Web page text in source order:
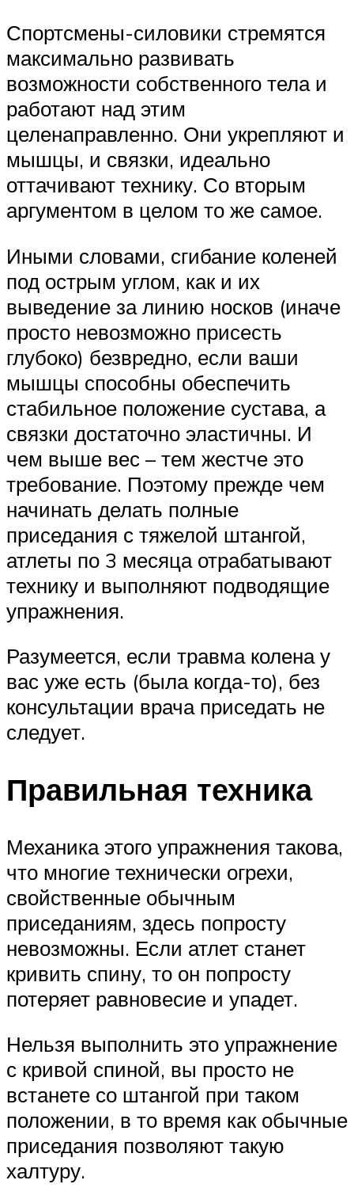
Спортсмены-силовики стремятся
максимально развивать
возможности собственного тела и
работают над этим
целенаправленно. Они укрепляют и
мышцы, и связки, идеально
оттачивают технику. Со вторым
аргументом в целом то же самое.
Иными словами, сгибание коленей
под острым углом, как и их
выведение за линию носков (иначе
просто невозможно присесть
глубоко) безвредно, если ваши
мышцы способны обеспечить
стабильное положение сустава, а
связки достаточно эластичны. И
чем выше вес – тем жестче это
требование. Поэтому прежде чем
начинать делать полные
приседания с тяжелой штангой,
атлеты по 3 месяца отрабатывают
технику и выполняют подводящие
упражнения.
Разумеется, если травма колена у
вас уже есть (была когда-то), без
консультации врача приседать не
следует.
Правильная техника
Механика этого упражнения такова,
что многие технически огрехи,
свойственные обычным
приседаниям, здесь попросту
невозможны. Если атлет станет
кривить спину, то он попросту
потеряет равновесие и упадет.
Нельзя выполнить это упражнение
с кривой спиной, вы просто не
встанете со штангой при таком
положении, в то время как обычные
приседания позволяют такую
халтуру.